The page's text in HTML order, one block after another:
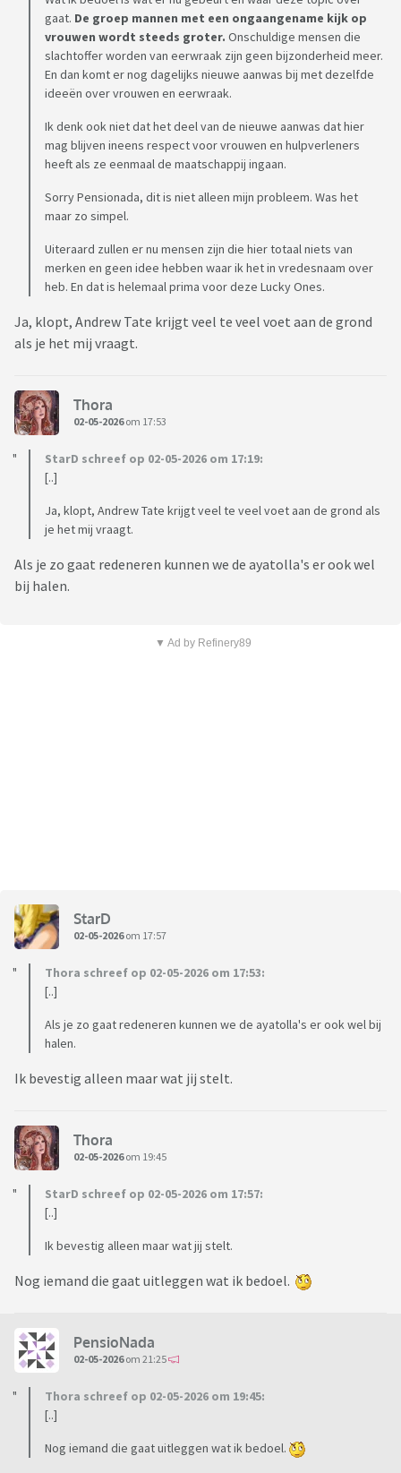
gaat. De groep mannen met een ongaangename kijk op
vrouwen wordt steeds groter. Onschuldige mensen die
slachtoffer worden van eerwraak zijn geen bijzonderheid meer.
En dan komt er nog dagelijks nieuwe aanwas bij met dezelfde
ideeën over vrouwen en eerwraak.
Ik denk ook niet dat het deel van de nieuwe aanwas dat hier
mag blijven ineens respect voor vrouwen en hulpverleners
heeft als ze eenmaal de maatschappij ingaan.
Sorry Pensionada, dit is niet alleen mijn probleem. Was het
maar zo simpel.
Uiteraard zullen er nu mensen zijn die hier totaal niets van
merken en geen idee hebben waar ik het in vredesnaam over
heb. En dat is helemaal prima voor deze Lucky Ones.
Ja, klopt, Andrew Tate krijgt veel te veel voet aan de grond
als je het mij vraagt.
Thora
02-05-2026om 17:53
StarD schreef op 02-05-2026 om 17:19:
[..]
Ja, klopt, Andrew Tate krijgt veel te veel voet aan de grond als
je het mij vraagt.
Als je zo gaat redeneren kunnen we de ayatolla's er ook wel
bij halen.
▼ Ad by Refinery89
StarD
02-05-2026om 17:57
Thora schreef op 02-05-2026 om 17:53:
[..]
Als je zo gaat redeneren kunnen we de ayatolla's er ook wel bij
halen.
Ik bevestig alleen maar wat jij stelt.
Thora
02-05-2026om 19:45
StarD schreef op 02-05-2026 om 17:57:
[..]
Ik bevestig alleen maar wat jij stelt.
Nog iemand die gaat uitleggen wat ik bedoel.
PensioNada
02-05-2026om 21:25
Thora schreef op 02-05-2026 om 19:45:
[..]
Nog iemand die gaat uitleggen wat ik bedoel.